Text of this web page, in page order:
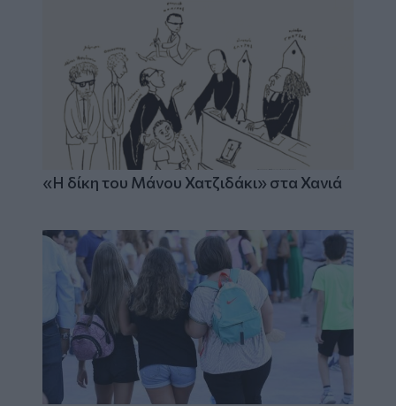
«Η δίκη του Μάνου Χατζιδάκι» στα Χανιά